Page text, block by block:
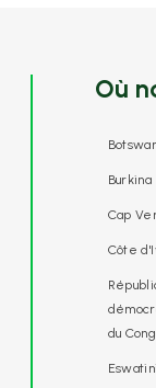
Où
Burkina
Cap
Côte
du
Eswatini